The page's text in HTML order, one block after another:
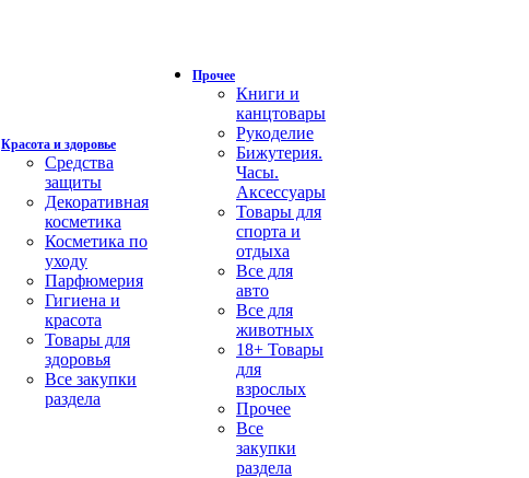
Красота и здоровье
Средства
защиты
Декоративная
косметика
Косметика по
уходу
Парфюмерия
Гигиена и
красота
Товары для
здоровья
Все закупки
раздела
Прочее
Книги и
канцтовары
Рукоделие
Бижутерия.
Часы.
Аксессуары
Товары для
спорта и
отдыха
Все для
авто
Все для
животных
18+ Товары
для
взрослых
Прочее
Все
закупки
раздела